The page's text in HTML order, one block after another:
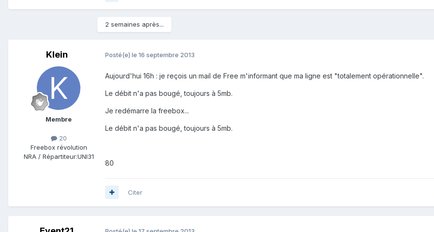
2 semaines après...
Klein
Membre
20
Freebox révolution
NRA / Répartiteur:UNI31
Posté(e) le 16 septembre 2013
Aujourd'hui 16h : je reçois un mail de Free m'informant que ma ligne est "totalement opérationnelle".
Le débit n'a pas bougé, toujours à 5mb.
Je redémarre la freebox...
Le débit n'a pas bougé, toujours à 5mb.
80
Citer